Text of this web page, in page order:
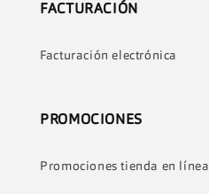
FACTURACIÓN
Facturación electrónica
PROMOCIONES
Promociones tienda en línea